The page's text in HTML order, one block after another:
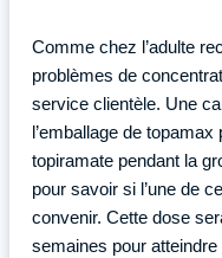
Comme chez l’adulte
problèmes de
service clientèle. Une
l’emballage de
topiramate pendant la
pour savoir si l’une de
convenir. Cette dose
semaines pour